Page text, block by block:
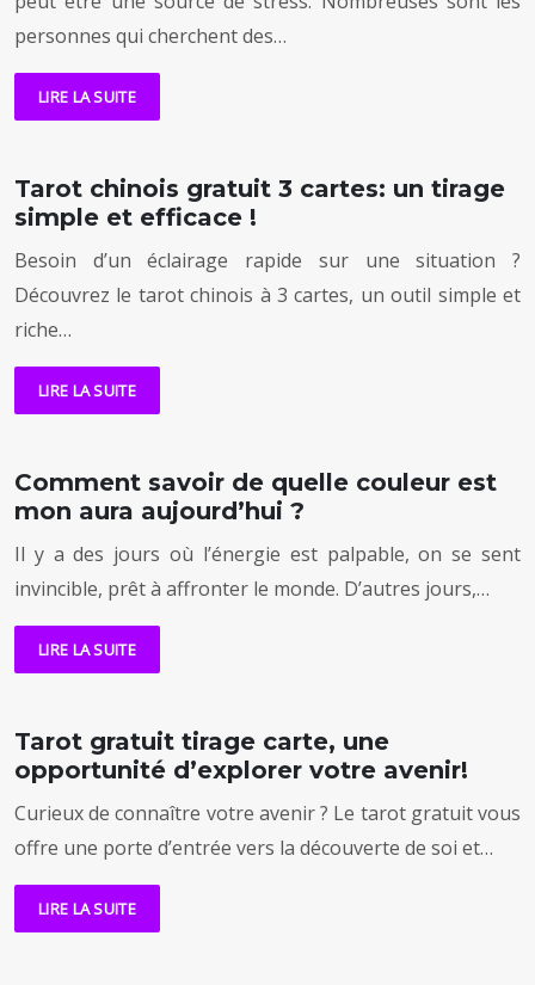
personnes qui cherchent des…
LIRE LA SUITE
Tarot chinois gratuit 3 cartes: un tirage
simple et efficace !
Besoin d’un éclairage rapide sur une situation ?
Découvrez le tarot chinois à 3 cartes, un outil simple et
riche…
LIRE LA SUITE
Comment savoir de quelle couleur est
mon aura aujourd’hui ?
Il y a des jours où l’énergie est palpable, on se sent
invincible, prêt à affronter le monde. D’autres jours,…
LIRE LA SUITE
Tarot gratuit tirage carte, une
opportunité d’explorer votre avenir!
Curieux de connaître votre avenir ? Le tarot gratuit vous
offre une porte d’entrée vers la découverte de soi et…
LIRE LA SUITE